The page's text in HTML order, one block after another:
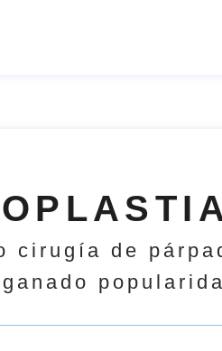
cirugía de